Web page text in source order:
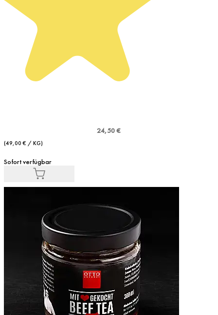
24,50 €
(49,00 € / KG)
Sofort verfügbar